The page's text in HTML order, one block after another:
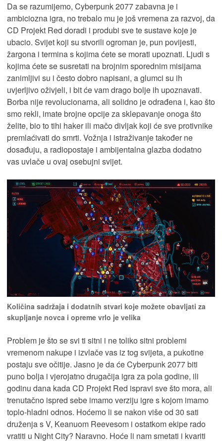
Da se razumijemo, Cyberpunk 2077 zabavna je i
ambiciozna igra, no trebalo mu je još vremena za razvoj, da
CD Projekt Red doradi i produbi sve te sustave koje je
ubacio. Svijet koji su stvorili ogroman je, pun povijesti,
žargona i termina s kojima ćete se morati upoznati. Ljudi s
kojima ćete se susretati na brojnim sporednim misijama
zanimljivi su i često dobro napisani, a glumci su ih
uvjerljivo oživjeli, i bit će vam drago bolje ih upoznavati.
Borba nije revolucionarna, ali solidno je odrađena i, kao što
smo rekli, imate brojne opcije za sklepavanje onoga što
želite, bio to tihi haker ili mačo divljak koji će sve protivnike
premlaćivati do smrti. Vožnja i istraživanje također ne
dosađuju, a radiopostaje i ambijentalna glazba dodatno
vas uvlače u ovaj osebujni svijet.
Količina sadržaja i dodatnih stvari koje možete obavljati za
skupljanje novca i opreme vrlo je velika
Problem je što se svi ti sitni i ne toliko sitni problemi
vremenom nakupe i izvlače vas iz tog svijeta, a pukotine
postaju sve očitije. Jasno je da će Cyberpunk 2077 biti
puno bolja i vjerojatno drugačija igra za pola godine, ili
godinu dana kada CD Projekt Red ispravi sve što mora, ali
trenutačno ispred sebe imamo verziju igre s kojom imamo
toplo-hladni odnos. Hoćemo li se nakon više od 30 sati
druženja s V, Keanuom Reevesom i ostatkom ekipe rado
vratiti u Night City? Naravno. Hoće li nam smetati i kvariti